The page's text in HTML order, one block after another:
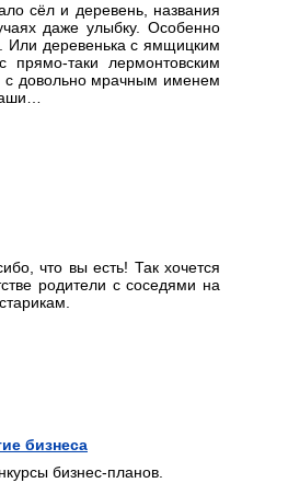
сёл и деревень, названия
даже улыбку. Особенно
Или деревенька с ямщицким
таки лермонтовским
довольно мрачным именем
что вы есть! Так хочется
родители с соседями на
бизнеса
бизнес-планов.